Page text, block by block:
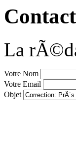
La
Votre Nom
Votre Email
Objet